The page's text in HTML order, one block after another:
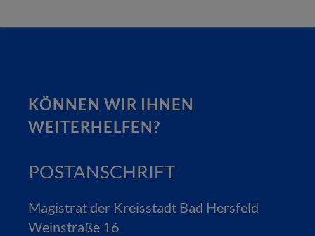
KÖNNEN WIR IHNEN
WEITERHELFEN?
POSTANSCHRIFT
Magistrat der Kreisstadt Bad Hersfeld
Weinstraße 16